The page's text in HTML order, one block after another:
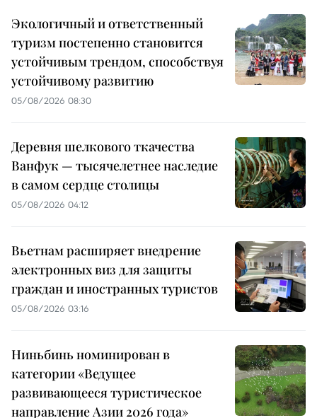
Экологичный и ответственный
туризм постепенно становится
устойчивым трендом, способствуя
устойчивому развитию
05/08/2026 08:30
Деревня шелкового ткачества
Ванфук — тысячелетнее наследие
в самом сердце столицы
05/08/2026 04:12
Вьетнам расширяет внедрение
электронных виз для защиты
граждан и иностранных туристов
05/08/2026 03:16
Ниньбинь номинирован в
категории «Ведущее
развивающееся туристическое
направление Азии 2026 года»